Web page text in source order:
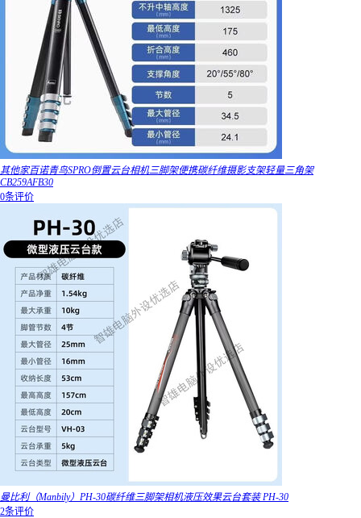
其他家百诺青鸟SPRO倒置云台相机三脚架便携碳纤维摄影支架轻量三角架
CB259AFB30
0条评价
曼比利（Manbily）PH-30碳纤维三脚架相机液压效果云台套装 PH-30
2条评价